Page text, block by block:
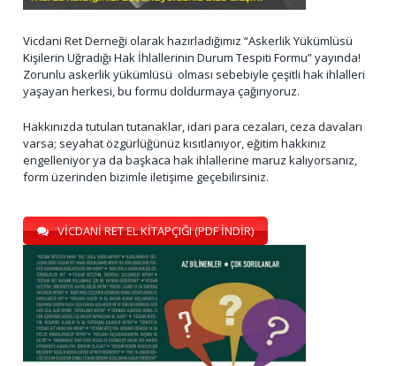
Vicdani Ret Derneği olarak hazırladığımız “Askerlik Yükümlüsü
Kişilerin Uğradığı Hak İhlallerinin Durum Tespiti Formu” yayında!
Zorunlu askerlik yükümlüsü olması sebebiyle çeşitli hak ihlalleri
yaşayan herkesi, bu formu doldurmaya çağırıyoruz.
Hakkınızda tutulan tutanaklar, idari para cezaları, ceza davaları
varsa; seyahat özgürlüğünüz kısıtlanıyor, eğitim hakkınız
engelleniyor ya da başkaca hak ihlallerine maruz kalıyorsanız,
form üzerinden bizimle iletişime geçebilirsiniz.
VİCDANİ RET EL KİTAPÇIĞI (PDF İNDİR)